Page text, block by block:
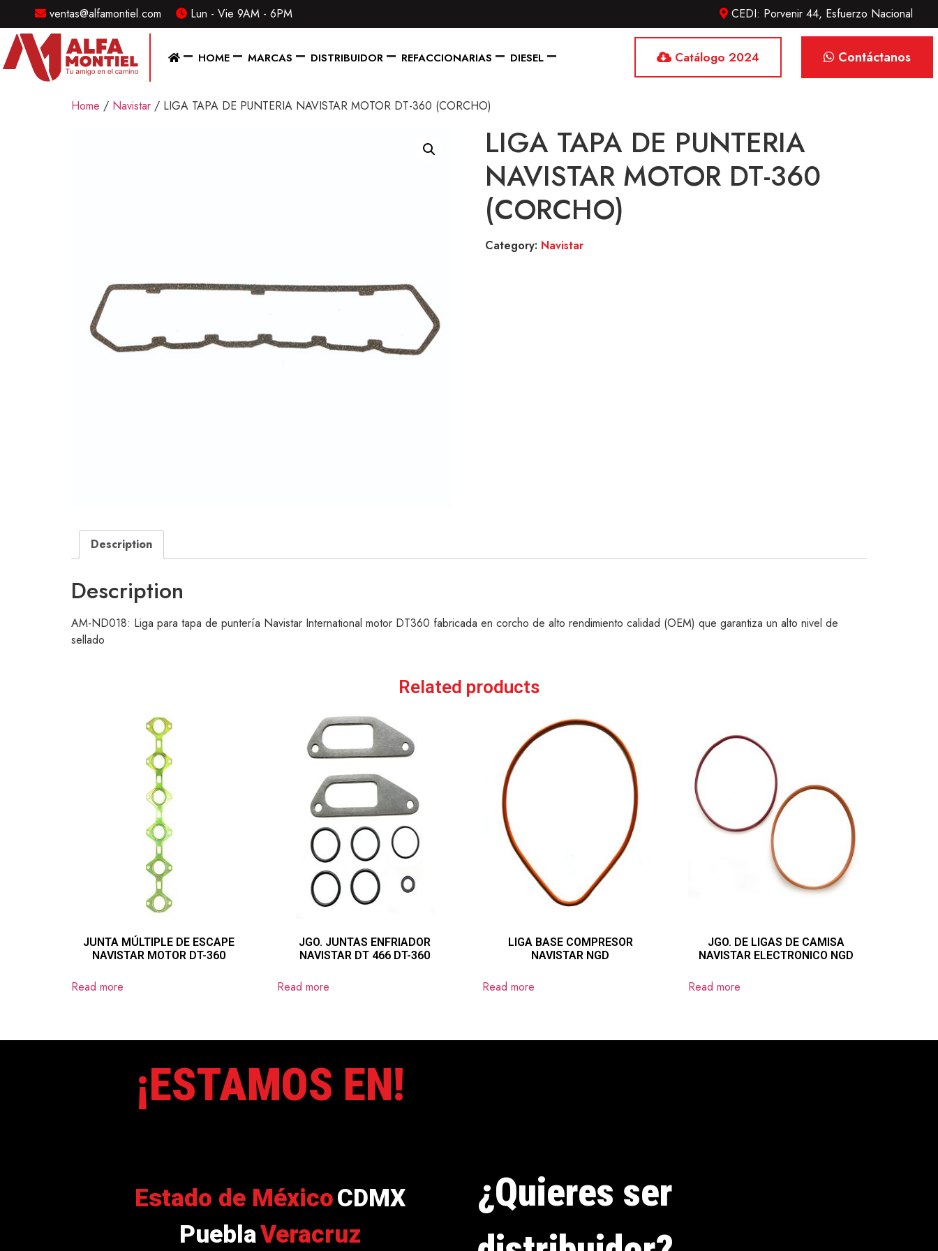
ventas@alfamontiel.com Lun - Vie 9AM - 6PM CEDI: Porvenir 44, Esfuerzo Nacional
HOME MARCAS DISTRIBUIDOR REFACCIONARIAS DIESEL Catálogo 2024 Contáctanos
MENU
ventas@alfamontiel.com
Home / Navistar / LIGA TAPA DE PUNTERIA NAVISTAR MOTOR DT-360 (CORCHO)
LIGA TAPA DE PUNTERIA
NAVISTAR MOTOR DT-360
(CORCHO)
Category: Navistar
Description
Description
AM-ND018: Liga para tapa de puntería Navistar International motor DT360 fabricada en corcho de alto rendimiento calidad (OEM) que garantiza un alto nivel de
sellado
Related products
JUNTA MÚLTIPLE DE ESCAPE
NAVISTAR MOTOR DT-360
Read more
JGO. JUNTAS ENFRIADOR
NAVISTAR DT 466 DT-360
Read more
LIGA BASE COMPRESOR
NAVISTAR NGD
Read more
JGO. DE LIGAS DE CAMISA
NAVISTAR ELECTRONICO NGD
Read more
¡ESTAMOS EN!
¿Quieres ser
Estado de MéxicoCDMX
PueblaVeracruz